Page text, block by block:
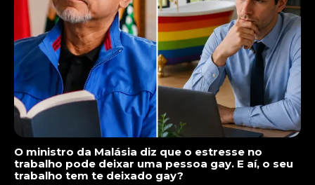
O ministro da Malásia diz que o estresse no
trabalho pode deixar uma pessoa gay. E aí, o seu
trabalho tem te deixado gay?